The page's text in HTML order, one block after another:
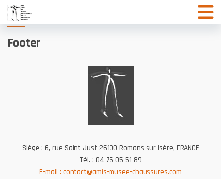
Aller
au
contenu
Footer
Siège : 6, rue Saint Just 26100 Romans sur Isère, FRANCE
Tél. : 04 75 05 51 89
E-mail : contact@amis-musee-chaussures.com